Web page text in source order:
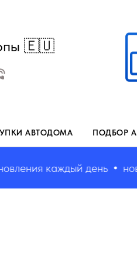
🇪🇺
АВТОДОМА ПОДБОР
каждый день новый